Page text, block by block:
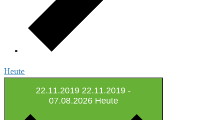
Heute
22.11.2019 22.11.2019-
07.08.2026 Heute